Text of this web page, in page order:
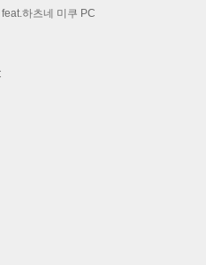
하츠네 미쿠 PC